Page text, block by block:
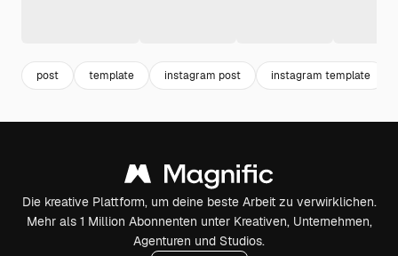
post template instagram post instagram template
Die kreative Plattform, um deine beste Arbeit zu verwirklichen.
Mehr als 1 Million Abonnenten unter Kreativen, Unternehmen,
Agenturen und Studios.